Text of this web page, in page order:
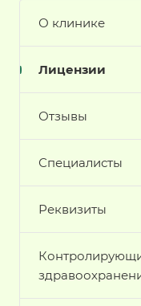
О клинике
Лицензии
Отзывы
Специалисты
Реквизиты